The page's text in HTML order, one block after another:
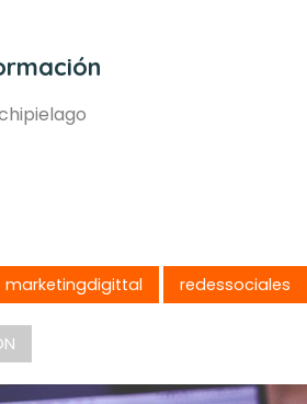
marketingdigittal redessociales